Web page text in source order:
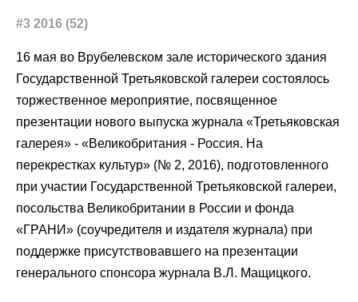
#3 2016 (52)
16 мая во Врубелевском зале исторического здания
Государственной Третьяковской галереи состоялось
торжественное мероприятие, посвященное
презентации нового выпуска журнала «Третьяковская
галерея» - «Великобритания - Россия. На
перекрестках культур» (№ 2, 2016), подготовленного
при участии Государственной Третьяковской галереи,
посольства Великобритании в России и фонда
«ГРАНИ» (соучредителя и издателя журнала) при
поддержке присутствовавшего на презентации
генерального спонсора журнала В.Л. Мащицкого.